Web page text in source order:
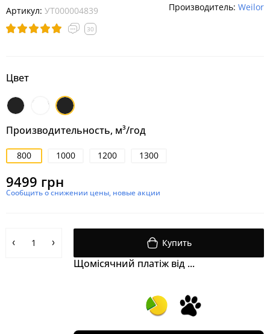
Артикул: УТ000004839
30
Производитель: Weilor
Цвет
ЧерныйБелыйЧорний
матовий
Производительность, м³/год
800 1000 1200 1300
9499 грн
Сообщить о снижении цены, новые акции
Купить
Щомісячний платіж від ...